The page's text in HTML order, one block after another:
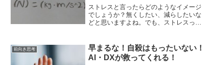
ストレスと言ったらどのようなイメージ
でしょうか？無くしたい、減らしたいな
どと思いますよね。でも、ストレスって
だってことも知っていましたか？物理的
にストレスを見てみました
前向き思考
早まるな！自殺はもったいない！
AI・DXが救ってくれる！